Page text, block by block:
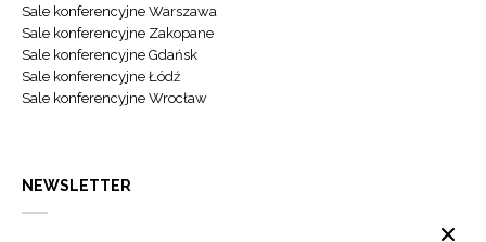
Sale konferencyjne Warszawa
Sale konferencyjne Zakopane
Sale konferencyjne Gdańsk
Sale konferencyjne Łódź
Sale konferencyjne Wrocław
NEWSLETTER